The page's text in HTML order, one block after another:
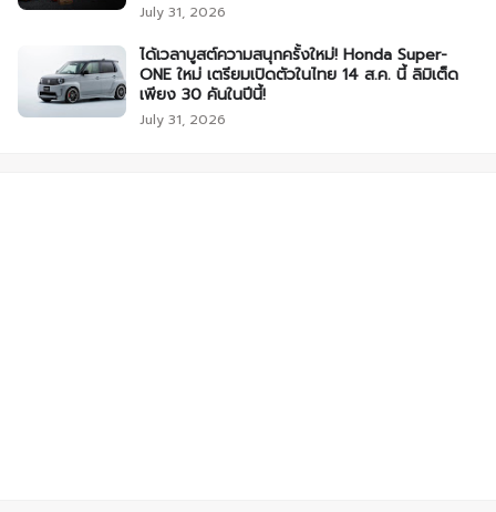
July 31, 2026
ได้เวลาบูสต์ความสนุกครั้งใหม่! Honda Super-
ONE ใหม่ เตรียมเปิดตัวในไทย 14 ส.ค. นี้ ลิมิเต็ด
เพียง 30 คันในปีนี้!
July 31, 2026